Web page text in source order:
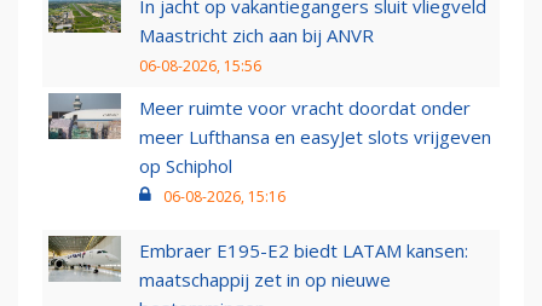
In jacht op vakantiegangers sluit vliegveld
Maastricht zich aan bij ANVR
06-08-2026, 15:56
Meer ruimte voor vracht doordat onder
meer Lufthansa en easyJet slots vrijgeven
op Schiphol
06-08-2026, 15:16
Embraer E195-E2 biedt LATAM kansen:
maatschappij zet in op nieuwe